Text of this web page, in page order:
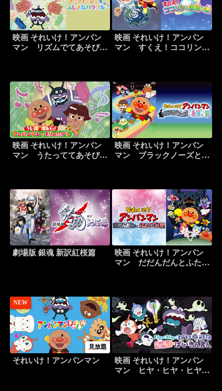
映画 それいけ！アンパン
マン リズムでてあそび
映画 それいけ！アンパン
マン すくえ！ココリンと
映画 それいけ！アンパン
マン うたっててあそび
映画 それいけ！アンパン
マン ブラックノーズと魔
劇場版 銀魂 新訳紅桜篇
映画 それいけ！アンパン
マン だだんだんとふたご
NEW
見放題
それいけ！アンパンマン
映画 それいけ！アンパン
マン ヒヤ・ヒヤ・ヒヤリ